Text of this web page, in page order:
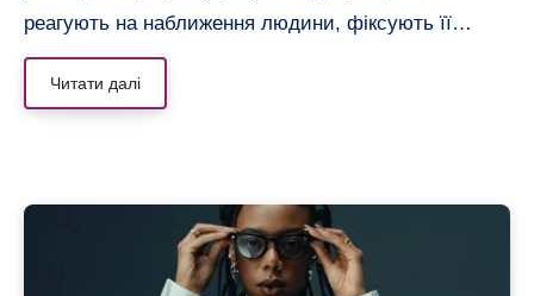
реагують на наближення людини, фіксують її…
Читати далі